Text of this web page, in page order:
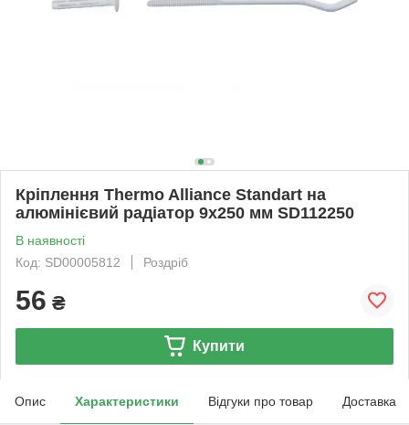
Кріплення Thermo Alliance Standart на
алюмінієвий радіатор 9х250 мм SD112250
В наявності
Код: SD00005812
Роздріб
56 ₴
Купити
Опис Характеристики Відгуки про товар Доставка